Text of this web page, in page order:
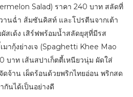
Salad) ราคา 240 บาท สลัดที่
นฉ่ำ ส้มซันคิสท์ และโปรตีนจากเต้า
สเด้ง เสิร์ฟพร้อมน้ำสลัดยุสุที่มีรส
มากุ้งย่างเจ (Spaghetti Khee Mao
บาท เส้นสปาเก็ตตี้เหนียวนุ่ม ผัดใส่
ดจ้าน เผ็ดร้อนด้วยพริกไทยอ่อน พริกสด
กันได้เป็นอย่างดี